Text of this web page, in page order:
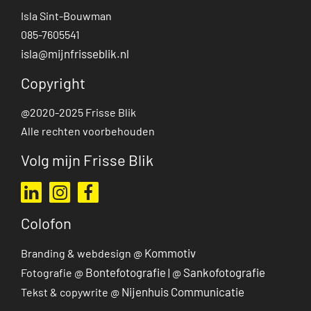
Isla Sint-Bouwman
085-7605541
isla@mijnfrisseblik.nl
Copyright
@2020-2025 Frisse Blik
Alle rechten voorbehouden
Volg mijn Frisse Blik
Ga naar mijn LinkedIn profiel
Ga naar mijn Instagram profiel
Colofon
Branding & webdesign @ Kommotiv
Fotografie @ Bontefotografie | @ Sankofotografie
Tekst & copywrite @ Nijenhuis Communicatie